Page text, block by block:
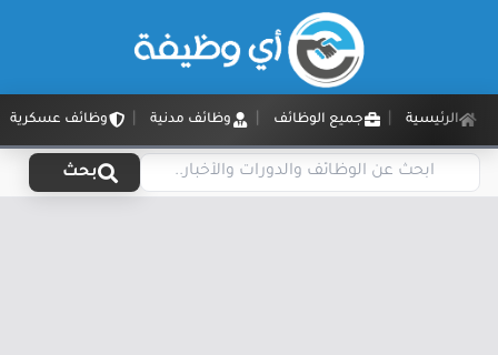
الرئيسية جميع الوظائف وظائف مدنية وظائف عسكرية
بحث